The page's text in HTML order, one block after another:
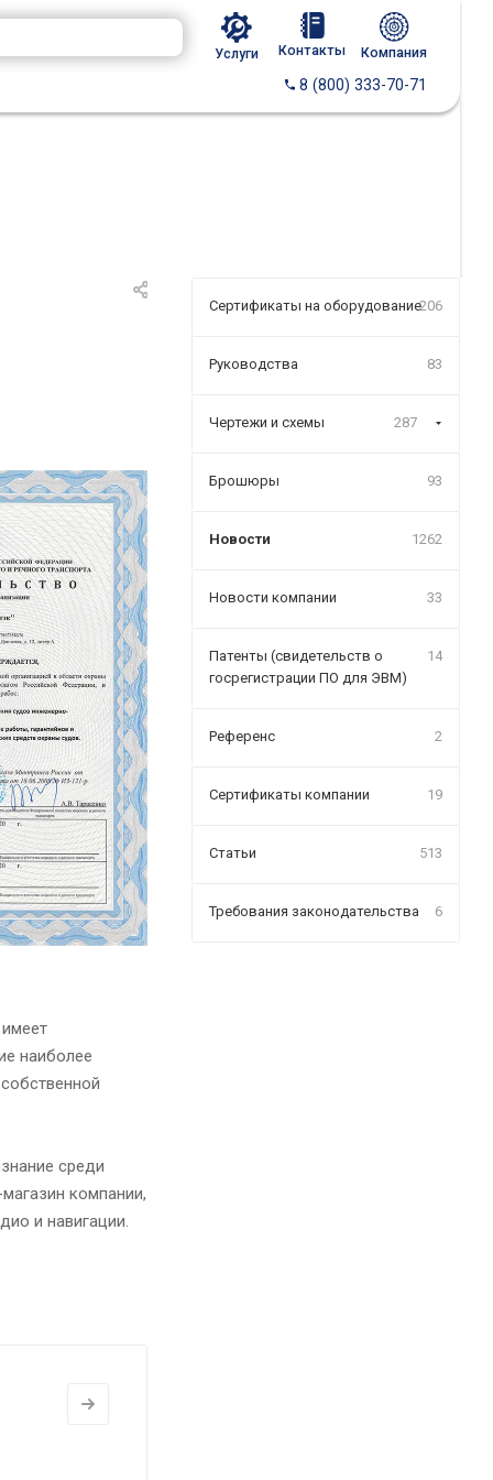
Услуги Контакты Компания
8 (800) 333-70-71
наиболее
среди
компании,
и навигации.
Сертификаты на оборудование206
Руководства 83
Чертежи и схемы 287
Брошюры 93
Новости 1262
Новости компании 33
Патенты (свидетельств о
госрегистрации ПО для ЭВМ)
14
Референс 2
Сертификаты компании 19
Статьи 513
Требования законодательства 6